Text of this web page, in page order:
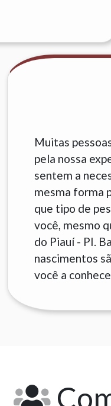
Muitas
pela nossa
sentem a
mesma forma
que tipo de
você, mesmo
do Piauí - PI.
nascimentos
você a